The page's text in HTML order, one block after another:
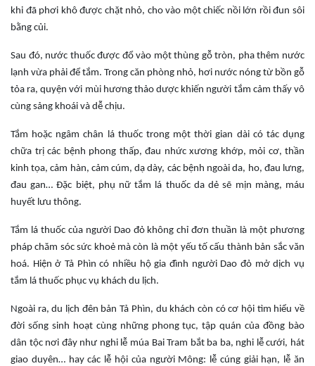
khi đã phơi khô được chặt nhỏ, cho vào một chiếc nồi lớn rồi đun sôi
bằng củi.
Sau đó, nước thuốc được đổ vào một thùng gỗ tròn, pha thêm nước
lạnh vừa phải để tắm. Trong căn phòng nhỏ, hơi nước nóng từ bồn gỗ
tỏa ra, quyện với mùi hương thảo dược khiến người tắm cảm thấy vô
cùng sảng khoái và dễ chịu.
Tắm hoặc ngâm chân lá thuốc trong một thời gian dài có tác dụng
chữa trị các bệnh phong thấp, đau nhức xương khớp, mỏi cơ, thần
kinh tọa, cảm hàn, cảm cúm, dạ dày, các bệnh ngoài da, ho, đau lưng,
đau gan… Đặc biệt, phụ nữ tắm lá thuốc da dẻ sẽ mịn màng, máu
huyết lưu thông.
Tắm lá thuốc của người Dao đỏ không chỉ đơn thuần là một phương
pháp chăm sóc sức khoẻ mà còn là một yếu tố cấu thành bản sắc văn
hoá. Hiện ở Tả Phìn có nhiều hộ gia đình người Dao đỏ mở dịch vụ
tắm lá thuốc phục vụ khách du lịch.
Ngoài ra, du lịch đên bản Tả Phìn, du khách còn có cơ hội tìm hiểu về
đời sống sinh hoạt cùng những phong tục, tập quán của đồng bào
dân tộc nơi đây như nghi lễ múa Bai Tram bắt ba ba, nghi lễ cưới, hát
giao duyên… hay các lễ hội của người Mông: lễ cúng giải hạn, lễ ăn